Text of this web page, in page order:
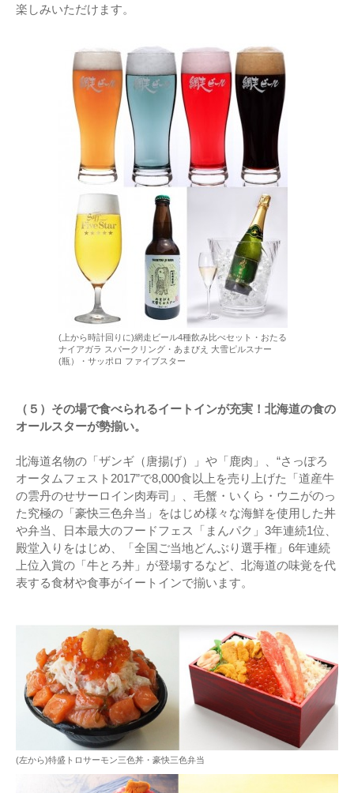
楽しみいただけます。
(上から時計回りに)網走ビール4種飲み比べセット・おたる
ナイアガラ スパークリング・あまびえ 大雪ピルスナー
(瓶）・サッポロ ファイブスター
（５）その場で食べられるイートインが充実！北海道の食の
オールスターが勢揃い。
北海道名物の「ザンギ（唐揚げ）」や「鹿肉」、“さっぽろ
オータムフェスト2017”で8,000食以上を売り上げた「道産牛
の雲丹のせサーロイン肉寿司」、毛蟹・いくら・ウニがのっ
た究極の「豪快三色弁当」をはじめ様々な海鮮を使用した丼
や弁当、日本最大のフードフェス「まんパク」3年連続1位、
殿堂入りをはじめ、「全国ご当地どんぶり選手権」6年連続
上位入賞の「牛とろ丼」が登場するなど、北海道の味覚を代
表する食材や食事がイートインで揃います。
(左から)特盛トロサーモン三色丼・豪快三色弁当